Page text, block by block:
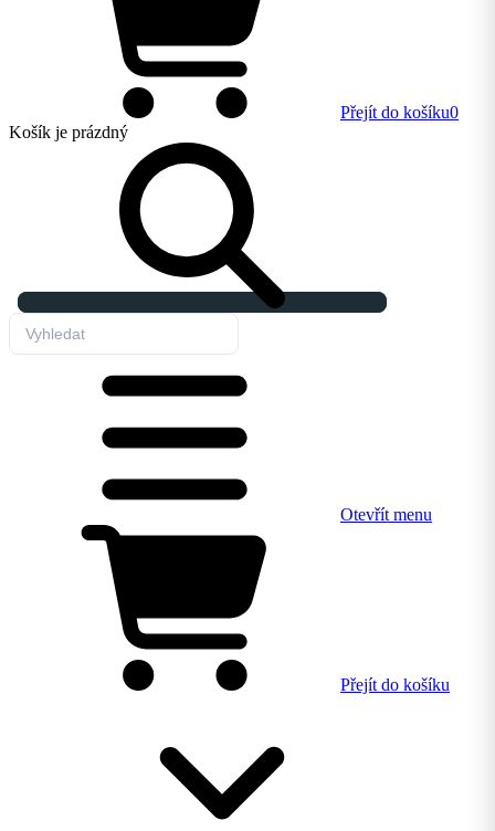
Přejít do košíku0
Košík je prázdný
Otevřít menu
Přejít do košíku